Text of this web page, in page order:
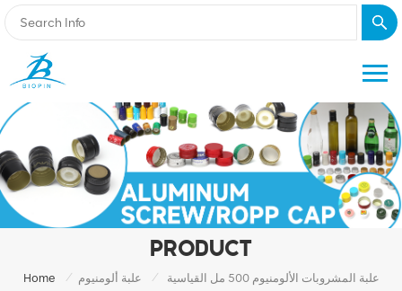
PRODUCT
Home / علبة ألومنيوم / علبة المشروبات الألومنيوم 500 مل القياسية